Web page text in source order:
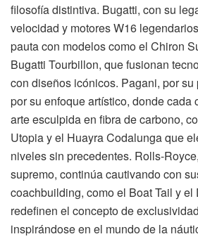
filosofía distintiva. Bugatti, con su
velocidad y motores W16
pauta con modelos como el Chiron
Bugatti Tourbillon, que fusionan
con diseños icónicos. Pagani, por
por su enfoque artístico, donde cada
arte esculpida en fibra de carbono,
Utopia y el Huayra Codalunga que
niveles sin precedentes. Rolls-
supremo, continúa cautivando con
coachbuilding, como el Boat Tail y el
redefinen el concepto de
inspirándose en el mundo de la